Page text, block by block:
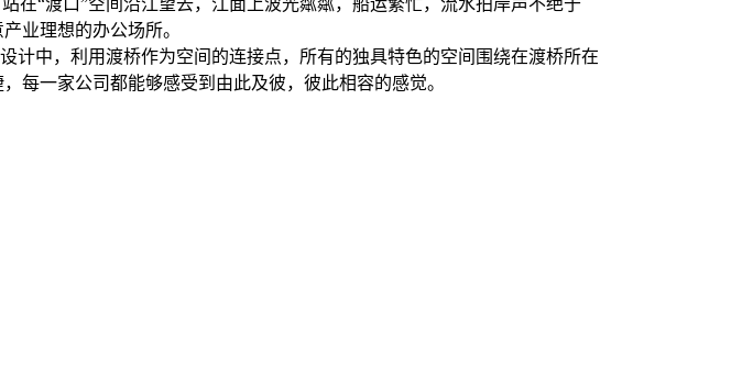
业理想的办公场所。
计中，利用渡桥作为空间的连接点，所有的独具特色的空间围绕在渡桥所在
每一家公司都能够感受到由此及彼，彼此相容的感觉。